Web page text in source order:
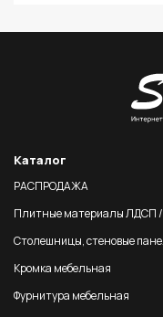
Каталог
РАСПРОДАЖА
Плитные материалы ЛДСП
Столешницы, стеновые
Кромка мебельная
Фурнитура мебельная